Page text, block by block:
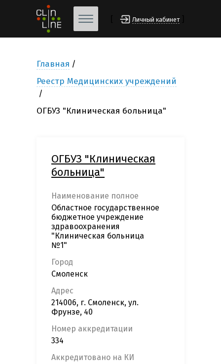
Личный кабинет
Главная
Реестр Медицинских учреждений
ОГБУЗ "Клиническая больница"
ОГБУЗ "Клиническая
больница"
Наименование полное
Областное государственное
бюджетное учреждение
здравоохранения
"Клиническая больница
№1"
Город
Смоленск
Адрес
214006, г. Смоленск, ул.
Фрунзе, 40
Номер аккредитации
334
Аккредитовано на КИ